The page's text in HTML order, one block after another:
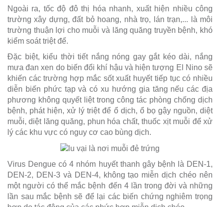
Ngoài ra, tốc độ đô thị hóa nhanh, xuất hiện nhiều công
trường xây dựng, đất bỏ hoang, nhà trọ, lán trạn,... là môi
trường thuận lợi cho muỗi và lăng quăng truyền bệnh, khó
kiểm soát triệt để.
Đặc biệt, kiểu thời tiết nắng nóng gay gắt kéo dài, nắng
mưa đan xen do biến đổi khí hậu và hiện tượng El Nino sẽ
khiến các trường hợp mắc sốt xuất huyết tiếp tục có nhiều
diễn biến phức tạp và có xu hướng gia tăng nếu các địa
phương không quyết liệt trong công tác phòng chống dịch
bệnh, phát hiện, xử lý triệt để ổ dịch, ổ bọ gậy nguồn, diệt
muỗi, diệt lăng quăng, phun hóa chất, thuốc xịt muỗi để xử
lý các khu vực có nguy cơ cao bùng dịch.
Virus Dengue có 4 nhóm huyết thanh gây bệnh là DEN-1,
DEN-2, DEN-3 và DEN-4, không tạo miễn dịch chéo nên
một người có thể mắc bệnh đến 4 lần trong đời và những
lần sau mắc bệnh sẽ để lại các biến chứng nghiêm trọng